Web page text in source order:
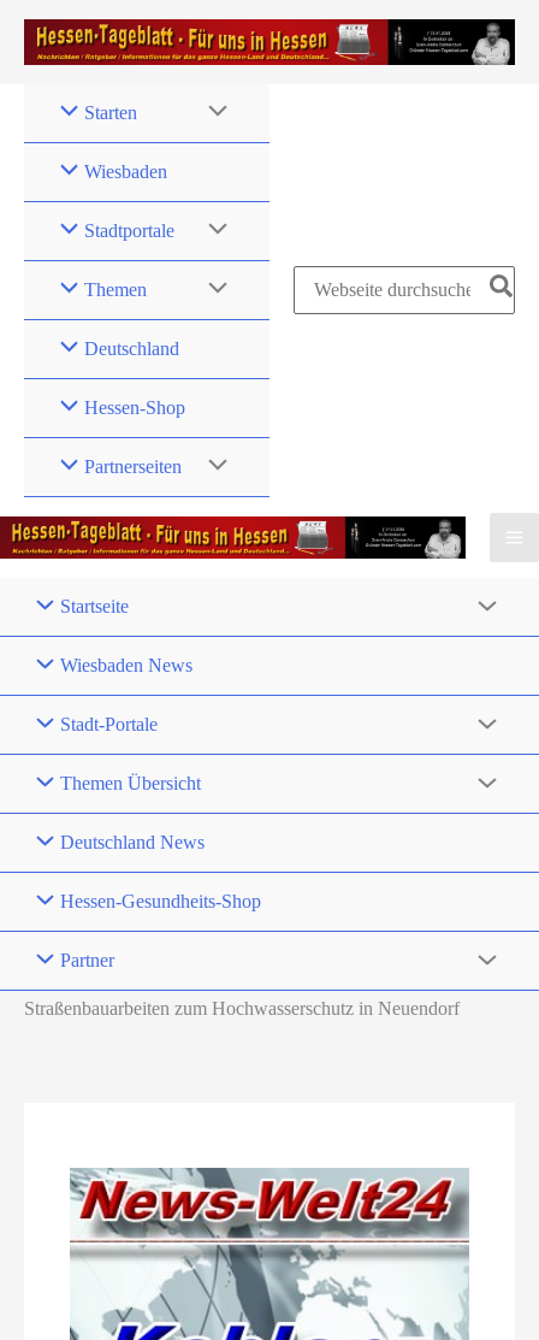
Zum
Inhalt
Starten
Wiesbaden
Stadtportale
Themen
Deutschland
Hessen-Shop
Partnerseiten
Search
Startseite
Wiesbaden News
Stadt-Portale
Themen Übersicht
Deutschland News
Hessen-Gesundheits-Shop
Partner
Straßenbauarbeiten zum Hochwasserschutz in Neuendorf